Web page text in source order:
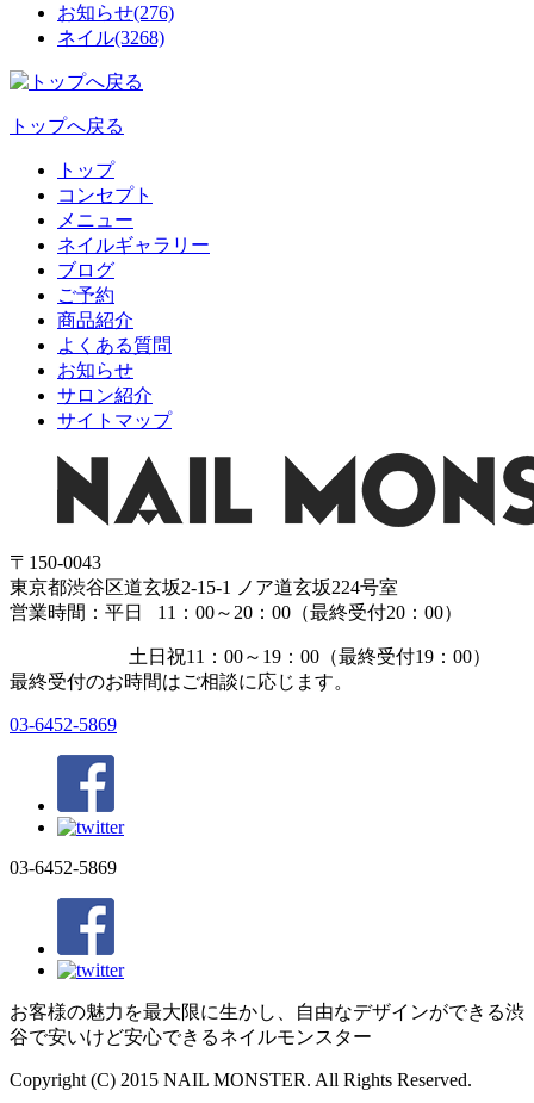
お知らせ(276)
ネイル(3268)
トップへ戻る
トップ
コンセプト
メニュー
ネイルギャラリー
ブログ
ご予約
商品紹介
よくある質問
お知らせ
サロン紹介
サイトマップ
〒150-0043
東京都渋谷区道玄坂2-15-1 ノア道玄坂224号室
営業時間：平日 11：00～20：00（最終受付20：00）
土日祝11：00～19：00（最終受付19：00）
最終受付のお時間はご相談に応じます。
03-6452-5869
03-6452-5869
お客様の魅力を最大限に生かし、自由なデザインができる渋
谷で安いけど安心できるネイルモンスター
Copyright (C) 2015 NAIL MONSTER. All Rights Reserved.